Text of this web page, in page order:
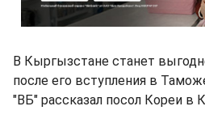
В Кыргызстане станет
после его вступления в
"ВБ" рассказал посол Кореи в